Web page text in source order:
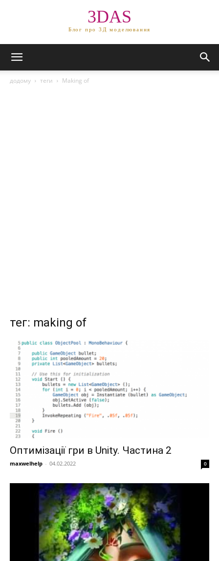
3DAS
Блог про 3Д моделювання
додому теги Making of
тег: making of
Оптимізації гри в Unity. Частина 2
maxwelhelp - 04.02.2022 0